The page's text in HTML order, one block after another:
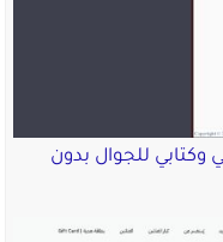
للجوال بدون